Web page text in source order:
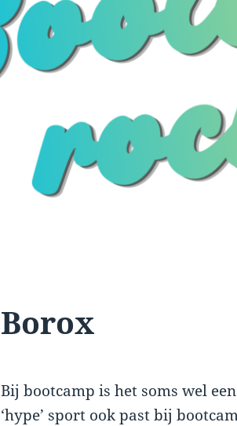
Borox
Bij bootcamp is het soms wel
‘hype’ sport ook past bij